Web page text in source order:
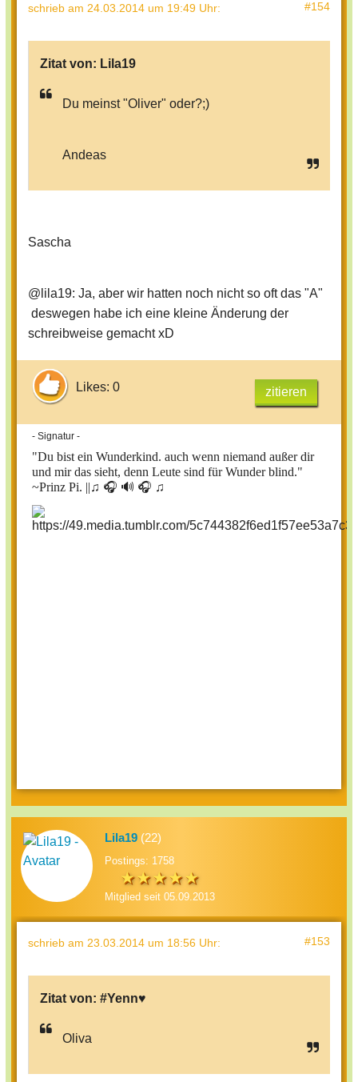
schrieb am 24.03.2014 um 19:49 Uhr: #154
Zitat von: Lila19
Du meinst "Oliver" oder?;)
Andeas
Sascha
@lila19: Ja, aber wir hatten noch nicht so oft das "A"
deswegen habe ich eine kleine Änderung der
schreibweise gemacht xD
Likes: 0 zitieren
- Signatur -
"Du bist ein Wunderkind. auch wenn niemand außer dir
und mir das sieht, denn Leute sind für Wunder blind."
~Prinz Pi. ||♫ 🎧 🔊 🎧 ♫
Lila19 (22)
Postings: 1758
Mitglied seit 05.09.2013
schrieb am 23.03.2014 um 18:56 Uhr: #153
Zitat von: #Yenn♥
Oliva